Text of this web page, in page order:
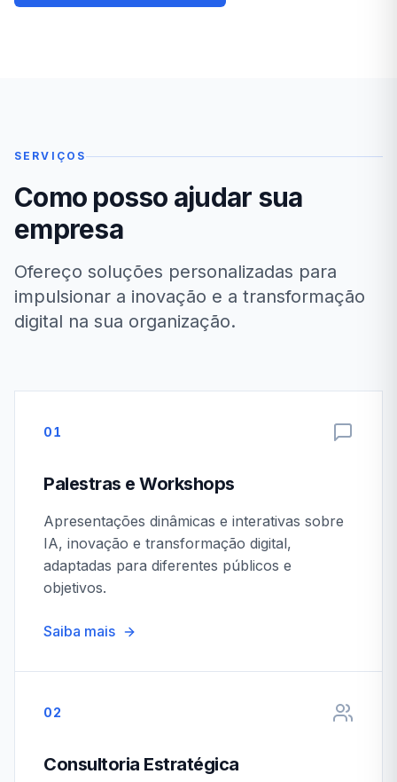
SERVIÇOS
Como posso ajudar sua
empresa
Ofereço soluções personalizadas para
impulsionar a inovação e a transformação
digital na sua organização.
01
Palestras e Workshops
Apresentações dinâmicas e interativas sobre
IA, inovação e transformação digital,
adaptadas para diferentes públicos e
objetivos.
Saiba mais
02
Consultoria Estratégica